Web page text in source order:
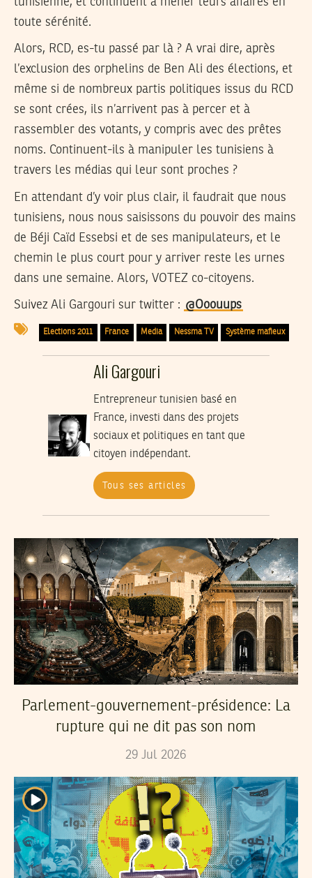
toute sérénité.
Alors, RCD, es-tu passé par là ? A vrai dire, après
l’exclusion des orphelins de Ben Ali des élections, et
même si de nombreux partis politiques issus du RCD
se sont crées, ils n’arrivent pas à percer et à
rassembler des votants, y compris avec des prêtes
noms. Continuent-ils à manipuler les tunisiens à
travers les médias qui leur sont proches ?
En attendant d’y voir plus clair, il faudrait que nous
tunisiens, nous nous saisissons du pouvoir des mains
de Béji Caïd Essebsi et de ses manipulateurs, et le
chemin le plus court pour y arriver reste les urnes
dans une semaine. Alors, VOTEZ co-citoyens.
Suivez Ali Gargouri sur twitter : @Ooouups
Elections 2011 France Media Nessma TV Système mafieux
Ali Gargouri
Entrepreneur tunisien basé en
France, investi dans des projets
sociaux et politiques en tant que
citoyen indépendant.
Tous ses articles
Parlement-gouvernement-présidence: La
rupture qui ne dit pas son nom
29 Jul 2026